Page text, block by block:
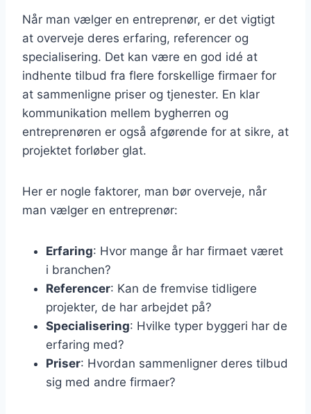
Når man vælger en entreprenør, er det vigtigt
at overveje deres erfaring, referencer og
specialisering. Det kan være en god idé at
indhente tilbud fra flere forskellige firmaer for
at sammenligne priser og tjenester. En klar
kommunikation mellem bygherren og
entreprenøren er også afgørende for at sikre, at
projektet forløber glat.
Her er nogle faktorer, man bør overveje, når
man vælger en entreprenør:
Erfaring: Hvor mange år har firmaet været
i branchen?
Referencer: Kan de fremvise tidligere
projekter, de har arbejdet på?
Specialisering: Hvilke typer byggeri har de
erfaring med?
Priser: Hvordan sammenligner deres tilbud
sig med andre firmaer?